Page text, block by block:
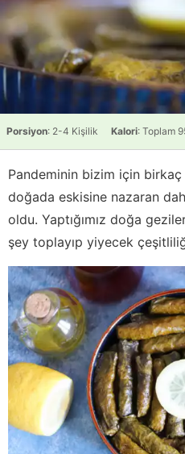
Porsiyon: 2-4 Kişilik Kalori: Toplam
Pandeminin bizim için birkaç
doğada eskisine nazaran
oldu. Yaptığımız doğa
şey toplayıp yiyecek